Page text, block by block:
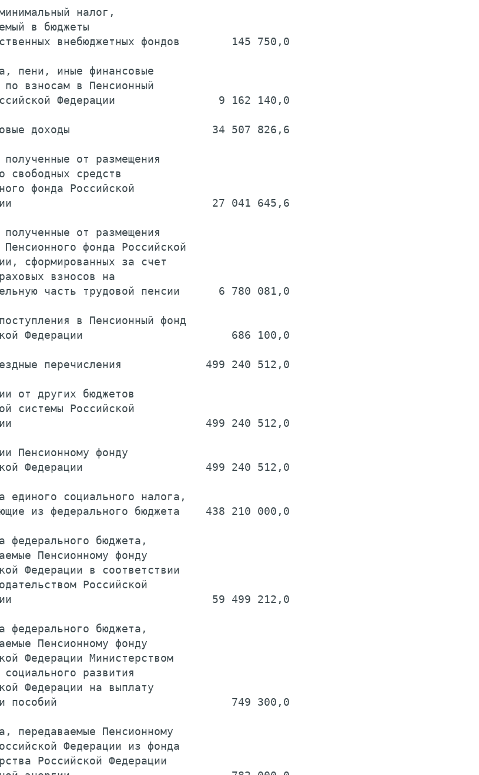
налог,
в бюджеты
внебюджетных фондов        145 750,0
пени, иные финансовые
взносам в Пенсионный
Федерации                9 162 140,0
доходы                      34 507 826,6
от размещения
свободных средств
фонда Российской
27 041 645,6
от размещения
фонда Российской
сформированных за счет
взносов на
часть трудовой пенсии      6 780 081,0
в Пенсионный фонд
Федерации                       686 100,0
перечисления             499 240 512,0
от других бюджетов
системы Российской
499 240 512,0
Пенсионному фонду
Федерации                   499 240 512,0
единого социального налога,
из федерального бюджета    438 210 000,0
федерального бюджета,
Пенсионному фонду
Федерации в соответствии
Российской
59 499 212,0
федерального бюджета,
Пенсионному фонду
Федерации Министерством
развития
Федерации на выплату
пособий                           749 300,0
передаваемые Пенсионному
Федерации из фонда
Российской Федерации